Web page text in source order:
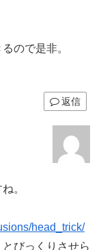
ので是非。
返信
。
head_trick/
びっくりさせら